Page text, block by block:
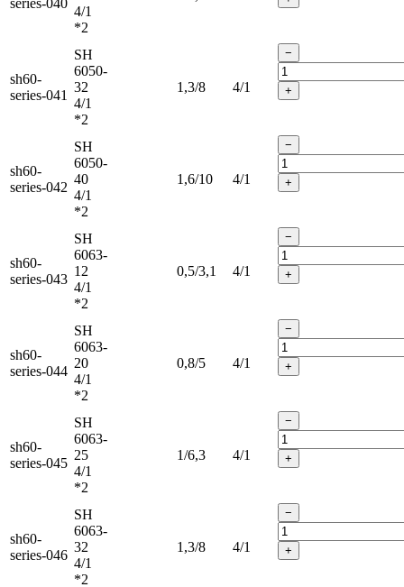
4/1
*2
sh60-
series-041
SH
6050-
32
4/1
*2
1,3/8 4/1
−
+
sh60-
series-042
SH
6050-
40
4/1
*2
1,6/10 4/1
−
+
sh60-
series-043
SH
6063-
12
4/1
*2
0,5/3,1 4/1
−
+
sh60-
series-044
SH
6063-
20
4/1
*2
0,8/5 4/1
−
+
sh60-
series-045
SH
6063-
25
4/1
*2
1/6,3 4/1
−
+
sh60-
series-046
SH
6063-
32
4/1
*2
1,3/8 4/1
−
+